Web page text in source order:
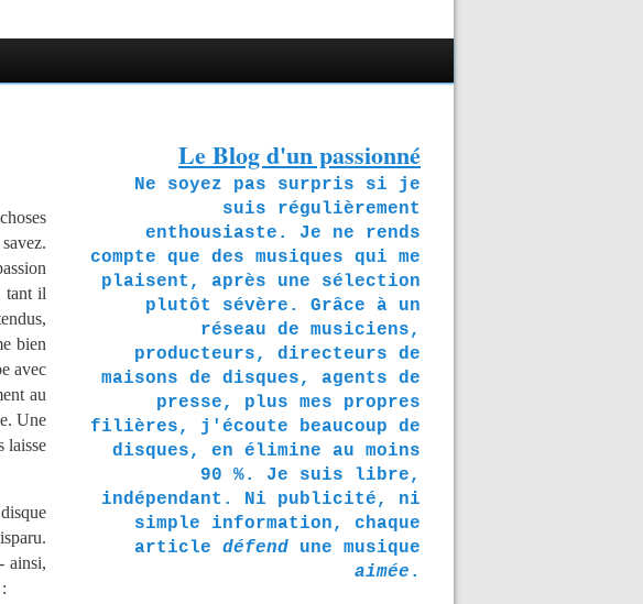
tant il
bien
avec
au
Une
laisse
ainsi,
Le Blog d'un passionné
Ne soyez pas surpris si je
suis régulièrement
enthousiaste. Je ne rends
compte que des musiques qui me
plaisent, après une sélection
plutôt sévère. Grâce à un
réseau de musiciens,
producteurs, directeurs de
maisons de disques, agents de
presse, plus mes propres
filières, j'écoute beaucoup de
disques, en élimine au moins
90 %. Je suis libre,
indépendant. Ni publicité, ni
simple information, chaque
article défend une musique
aimée .